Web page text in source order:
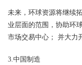
未来，环球资源将继续
业层面的范围，协助环
市场交易中心； 并大力
3.中国制造